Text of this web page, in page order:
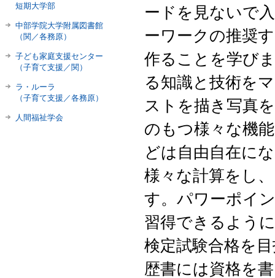
ードを見ないで
ーワークの推奨
作ることを学び
る知識と技術を
ストを描き写真
のもつ様々な機
どは自由自在に
様々な計算をし
す。パワーポイ
習得できるよう
検定試験合格を
歴書には資格を
短期大学部
中部学院大学附属図書館
（関／各務原）
子ども家庭支援センター
（子育て支援／関）
ラ・ルーラ
（子育て支援／各務原）
人間福祉学会